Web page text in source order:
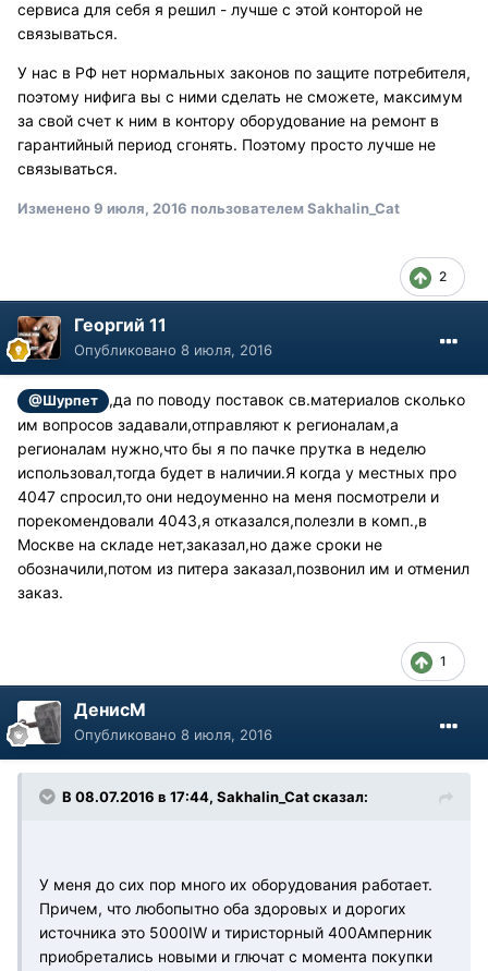
сервиса для себя я решил - лучше с этой конторой не
связываться.
У нас в РФ нет нормальных законов по защите потребителя,
поэтому нифига вы с ними сделать не сможете, максимум
за свой счет к ним в контору оборудование на ремонт в
гарантийный период сгонять. Поэтому просто лучше не
связываться.
Изменено9 июля, 2016 пользователем Sakhalin_Cat
2
Георгий 11
Опубликовано 8 июля, 2016
@Шурпет
,да по поводу поставок св.материалов сколько
им вопросов задавали,отправляют к регионалам,а
регионалам нужно,что бы я по пачке прутка в неделю
использовал,тогда будет в наличии.Я когда у местных про
4047 спросил,то они недоуменно на меня посмотрели и
порекомендовали 4043,я отказался,полезли в комп.,в
Москве на складе нет,заказал,но даже сроки не
обозначили,потом из питера заказал,позвонил им и отменил
заказ.
1
ДенисМ
Опубликовано 8 июля, 2016
В 08.07.2016 в 17:44, Sakhalin_Cat сказал:
У меня до сих пор много их оборудования работает.
Причем, что любопытно оба здоровых и дорогих
источника это 5000IW и тиристорный 400Амперник
приобретались новыми и глючат с момента покупки